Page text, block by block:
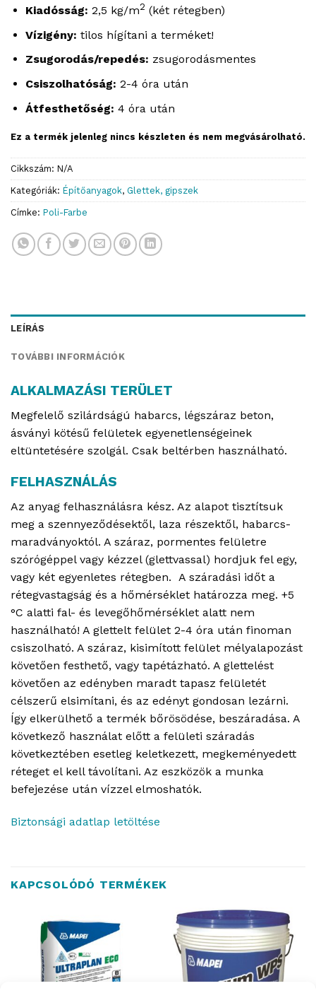
Kiadósság: 2,5 kg/m2 (két rétegben)
Vízigény: tilos hígítani a terméket!
Zsugorodás/repedés: zsugorodásmentes
Csiszolhatóság: 2-4 óra után
Átfesthetőség: 4 óra után
Ez a termék jelenleg nincs készleten és nem megvásárolható.
Cikkszám: N/A
Kategóriák: Építőanyagok, Glettek, gipszek
Címke: Poli-Farbe
LEÍRÁS
TOVÁBBI INFORMÁCIÓK
ALKALMAZÁSI TERÜLET
Megfelelő szilárdságú habarcs, légszáraz beton,
ásványi kötésű felületek egyenetlenségeinek
eltüntetésére szolgál. Csak beltérben használható.
FELHASZNÁLÁS
Az anyag felhasználásra kész. Az alapot tisztítsuk
meg a szennyeződésektől, laza részektől, habarcs-
maradványoktól. A száraz, pormentes felületre
szórógéppel vagy kézzel (glettvassal) hordjuk fel egy,
vagy két egyenletes rétegben. A száradási időt a
rétegvastagság és a hőmérséklet határozza meg. +5
°C alatti fal- és levegőhőmérséklet alatt nem
használható! A glettelt felület 2-4 óra után finoman
csiszolható. A száraz, kisimított felület mélyalapozást
követően festhető, vagy tapétázható. A glettelést
követően az edényben maradt tapasz felületét
célszerű elsimítani, és az edényt gondosan lezárni.
Így elkerülhető a termék bőrösödése, beszáradása. A
következő használat előtt a felületi száradás
következtében esetleg keletkezett, megkeményedett
réteget el kell távolítani. Az eszközök a munka
befejezése után vízzel elmoshatók.
Biztonsági adatlap letöltése
KAPCSOLÓDÓ TERMÉKEK